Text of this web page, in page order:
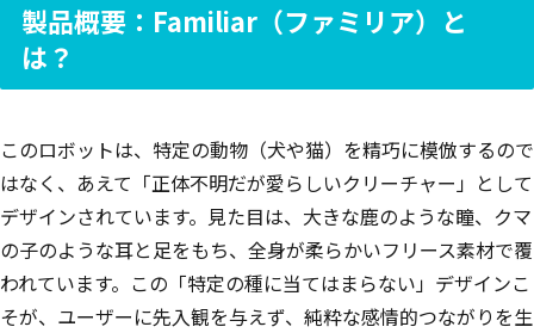
製品概要：Familiar（ファミリア）と
は？
このロボットは、特定の動物（犬や猫）を精巧に模倣するので
はなく、あえて「正体不明だが愛らしいクリーチャー」として
デザインされています。見た目は、大きな鹿のような瞳、クマ
の子のような耳と足をもち、全身が柔らかいフリース素材で覆
われています。この「特定の種に当てはまらない」デザインこ
そが、ユーザーに先入観を与えず、純粋な感情的つながりを生